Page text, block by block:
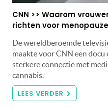
CNN >> Waarom
richten voor
De wereldberoemde
maakte voor CNN een
sterkere connectie met
cannabis.
LEES VERDER